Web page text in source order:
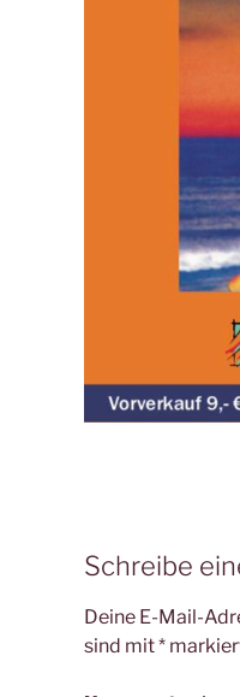
Schreibe
Deine E-Mail-
sind mit*